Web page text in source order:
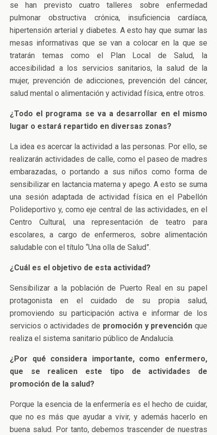
se han previsto cuatro talleres sobre enfermedad
pulmonar obstructiva crónica, insuficiencia cardíaca,
hipertensión arterial y diabetes. A esto hay que sumar las
mesas informativas que se van a colocar en la que se
tratarán temas como el Plan Local de Salud, la
accesibilidad a los servicios sanitarios, la salud de la
mujer, prevención de adicciones, prevención del cáncer,
salud mental o alimentación y actividad física, entre otros.
¿Todo el programa se va a desarrollar en el mismo
lugar o estará repartido en diversas zonas?
La idea es acercar la actividad a las personas. Por ello, se
realizarán actividades de calle, como el paseo de madres
embarazadas, o portando a sus niños como forma de
sensibilizar en lactancia materna y apego. A esto se suma
una sesión adaptada de actividad física en el Pabellón
Polideportivo y, como eje central de las actividades, en el
Centro Cultural, una representación de teatro para
escolares, a cargo de enfermeros, sobre alimentación
saludable con el título “Una olla de Salud”.
¿Cuál es el objetivo de esta actividad?
Sensibilizar a la población de Puerto Real en su papel
protagonista en el cuidado de su propia salud,
promoviendo su participación activa e informar de los
servicios o actividades de promoción y prevenciónque
realiza el sistema sanitario público de Andalucía.
¿Por qué considera importante, como enfermero,
que se realicen este tipo de actividades de
promoción de la salud?
Porque la esencia de la enfermería es el hecho de cuidar,
que no es más que ayudar a vivir, y además hacerlo en
buena salud. Por tanto, debemos trascender de nuestras